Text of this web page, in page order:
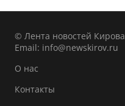
© Лента новостей Кирова
Email: info@newskirov.ru
О нас
Контакты